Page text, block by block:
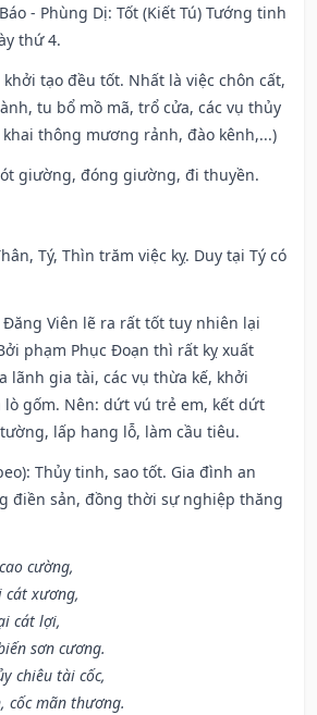
- Phùng Dị: Tốt (Kiết Tú) Tướng tinh
thứ 4.
khởi tạo đều tốt. Nhất là việc chôn cất,
tu bổ mồ mã, trổ cửa, các vụ thủy
thông mương rảnh, đào kênh,...)
giường, đóng giường, đi thuyền.
Tý, Thìn trăm việc kỵ. Duy tại Tý có
Đăng Viên lẽ ra rất tốt tuy nhiên lại
phạm Phục Đoạn thì rất kỵ xuất
lãnh gia tài, các vụ thừa kế, khởi
gốm. Nên: dứt vú trẻ em, kết dứt
lấp hang lỗ, làm cầu tiêu.
Thủy tinh, sao tốt. Gia đình an
điền sản, đồng thời sự nghiệp thăng
cường,
cát xương,
cát lợi,
sơn cương.
chiêu tài cốc,
cốc mãn thương.